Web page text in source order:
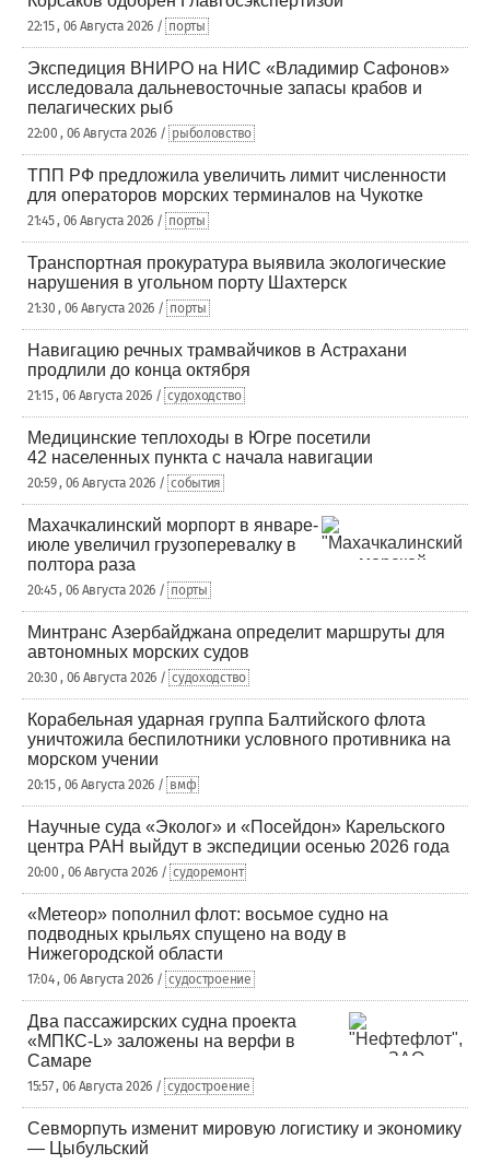
22:15 , 06 Августа 2026 / порты
Экспедиция ВНИРО на НИС «Владимир Сафонов»
исследовала дальневосточные запасы крабов и
пелагических рыб
22:00 , 06 Августа 2026 / рыболовство
ТПП РФ предложила увеличить лимит численности
для операторов морских терминалов на Чукотке
21:45 , 06 Августа 2026 / порты
Транспортная прокуратура выявила экологические
нарушения в угольном порту Шахтерск
21:30 , 06 Августа 2026 / порты
Навигацию речных трамвайчиков в Астрахани
продлили до конца октября
21:15 , 06 Августа 2026 / судоходство
Медицинские теплоходы в Югре посетили
42 населенных пункта с начала навигации
20:59 , 06 Августа 2026 / события
Махачкалинский морпорт в январе-
июле увеличил грузоперевалку в
полтора раза
20:45 , 06 Августа 2026 / порты
Минтранс Азербайджана определит маршруты для
автономных морских судов
20:30 , 06 Августа 2026 / судоходство
Корабельная ударная группа Балтийского флота
уничтожила беспилотники условного противника на
морском учении
20:15 , 06 Августа 2026 / вмф
Научные суда «Эколог» и «Посейдон» Карельского
центра РАН выйдут в экспедиции осенью 2026 года
20:00 , 06 Августа 2026 / судоремонт
«Метеор» пополнил флот: восьмое судно на
подводных крыльях спущено на воду в
Нижегородской области
17:04 , 06 Августа 2026 / судостроение
Два пассажирских судна проекта
«МПКС-L» заложены на верфи в
Самаре
15:57 , 06 Августа 2026 / судостроение
Севморпуть изменит мировую логистику и экономику
— Цыбульский